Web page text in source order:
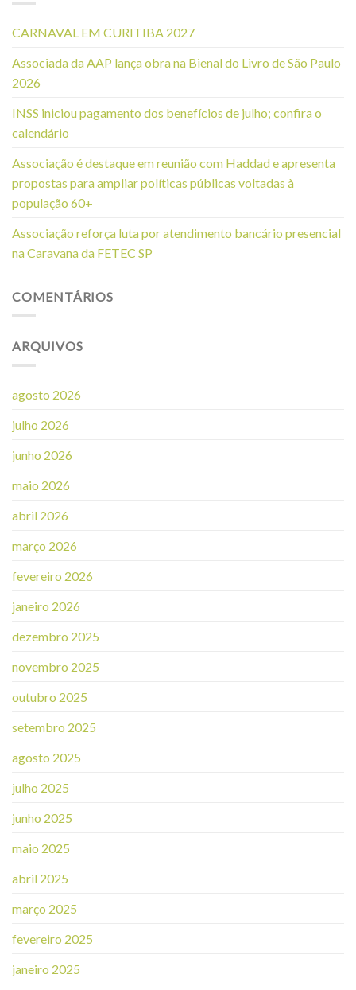
CARNAVAL EM CURITIBA 2027
Associada da AAP lança obra na Bienal do Livro de São Paulo
2026
INSS iniciou pagamento dos benefícios de julho; confira o
calendário
Associação é destaque em reunião com Haddad e apresenta
propostas para ampliar políticas públicas voltadas à
população 60+
Associação reforça luta por atendimento bancário presencial
na Caravana da FETEC SP
COMENTÁRIOS
ARQUIVOS
agosto 2026
julho 2026
junho 2026
maio 2026
abril 2026
março 2026
fevereiro 2026
janeiro 2026
dezembro 2025
novembro 2025
outubro 2025
setembro 2025
agosto 2025
julho 2025
junho 2025
maio 2025
abril 2025
março 2025
fevereiro 2025
janeiro 2025